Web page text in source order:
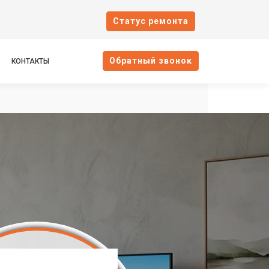
Cтатус ремонта
КОНТАКТЫ Oбратный звонок